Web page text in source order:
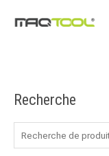
Recherche
R